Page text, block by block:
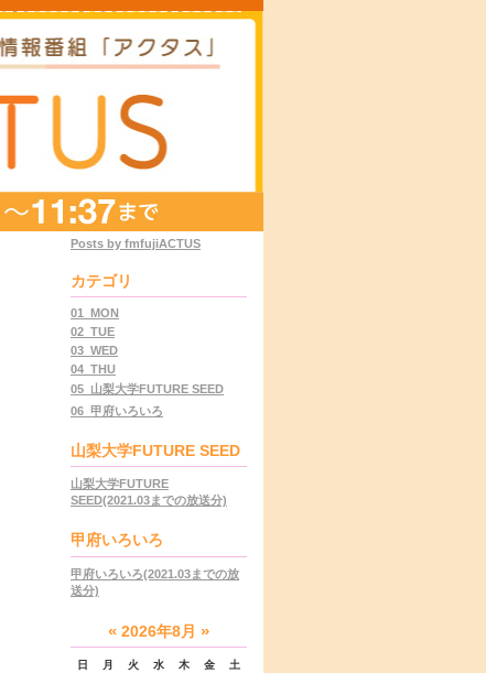
Posts by fmfujiACTUS
カテゴリ
01_MON
02_TUE
03_WED
04_THU
05_山梨大学FUTURE SEED
06_甲府いろいろ
山梨大学FUTURE SEED
山梨大学FUTURE
SEED(2021.03までの放送分)
甲府いろいろ
甲府いろいろ(2021.03までの放
送分)
« 2026年8月 »
日 月 火 水 木 金
土